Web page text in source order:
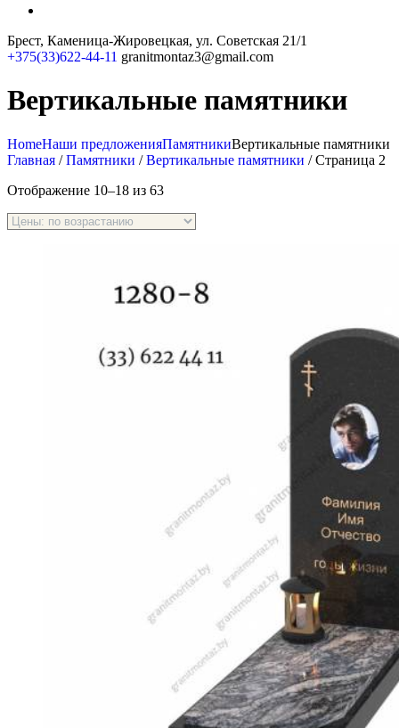
Брест, Каменица-Жировецкая, ул. Советская 21/1
+375(33)622-44-11 granitmontaz3@gmail.com
Вертикальные памятники
HomeНаши предложенияПамятникиВертикальные памятники
Главная /Памятники /Вертикальные памятники / Страница 2
Отображение 10–18 из 63